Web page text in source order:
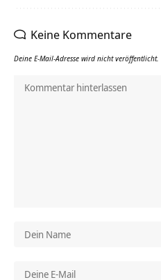
Keine Kommentare
Deine E-Mail-Adresse wird nicht veröffentlicht.